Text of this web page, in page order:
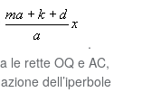
.
le rette OQ e AC,
dell’iperbole